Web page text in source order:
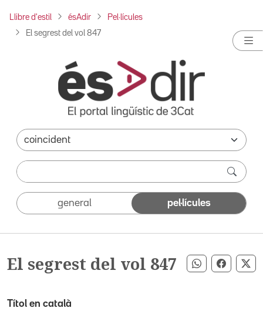
Llibre d'estil ésAdir Pel·lícules
El segrest del vol 847
general pel·lícules
El segrest del vol 847 Compartir
Títol en català